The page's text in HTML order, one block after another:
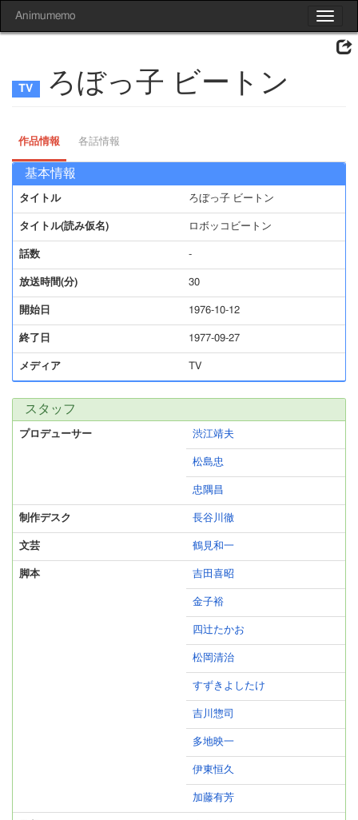
Toggle
Animumemo
ろぼっ子 ビートン
作品情報 各話情報
基本情報
タイトル ろぼっ子 ビートン
タイトル(読み仮名) ロボッコビートン
話数 -
放送時間(分) 30
開始日 1976-10-12
終了日 1977-09-27
メディア TV
スタッフ
プロデューサー 渋江靖夫
松島忠
忠隅昌
制作デスク 長谷川徹
文芸 鶴見和一
脚本 吉田喜昭
金子裕
四辻たかお
松岡清治
すずきよしたけ
吉川惣司
多地映一
伊東恒久
加藤有芳